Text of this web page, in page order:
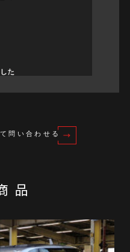
問い合わせる
品